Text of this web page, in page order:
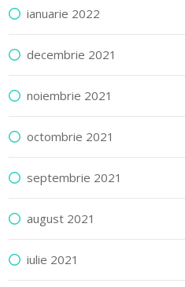
ianuarie 2022
decembrie 2021
noiembrie 2021
octombrie 2021
septembrie 2021
august 2021
iulie 2021